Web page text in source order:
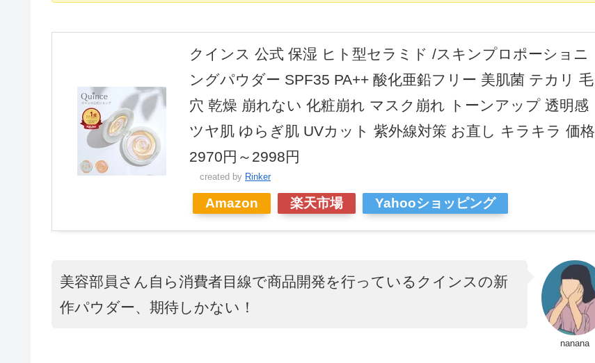
クインス 公式 保湿 ヒト型セラミド /スキンプロポーショニ
ングパウダー SPF35 PA++ 酸化亜鉛フリー 美肌菌 テカリ 毛
穴 乾燥 崩れない 化粧崩れ マスク崩れ トーンアップ 透明感
ツヤ肌 ゆらぎ肌 UVカット 紫外線対策 お直し キラキラ 価格
2970円～2998円
created by Rinker
Amazon 楽天市場 Yahooショッピング
nanana
美容部員さん自ら消費者目線で商品開発を行っているクインスの新
作パウダー、期待しかない！